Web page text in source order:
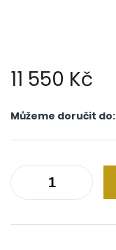
11 550 Kč
cena:
Můžeme doručit do: